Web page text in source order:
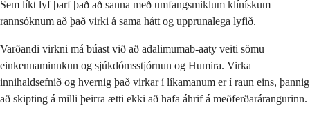
Sem líkt lyf þarf það að sanna með umfangsmiklum klínískum
rannsóknum að það virki á sama hátt og upprunalega lyfið.
Varðandi virkni má búast við að adalimumab-aaty veiti sömu
einkennaminnkun og sjúkdómsstjórnun og Humira. Virka
innihaldsefnið og hvernig það virkar í líkamanum er í raun eins, þannig
að skipting á milli þeirra ætti ekki að hafa áhrif á meðferðarárangurinn.